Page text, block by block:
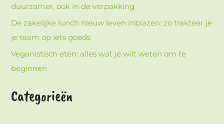
duurzamer, ook in de verpakking
De zakelijke lunch nieuw leven inblazen: zo trakteer je
je team op iets goeds
Veganistisch eten: alles wat je wilt weten om te
beginnen
Categorieën